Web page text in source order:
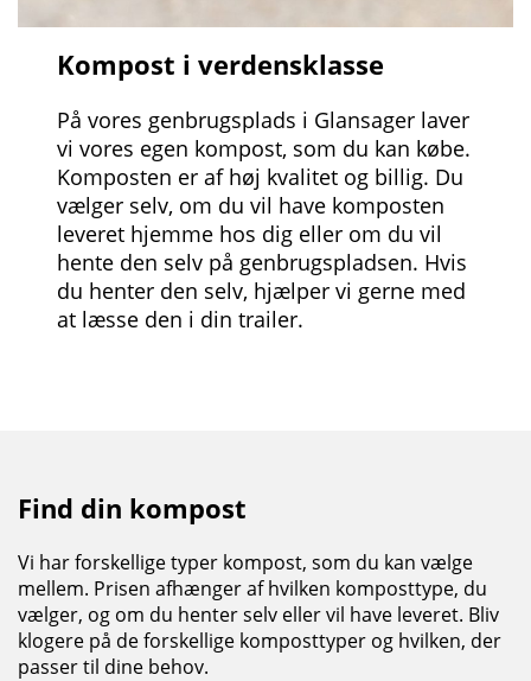
Kompost i verdensklasse
På vores genbrugsplads i Glansager laver
vi vores egen kompost, som du kan købe.
Komposten er af høj kvalitet og billig. Du
vælger selv, om du vil have komposten
leveret hjemme hos dig eller om du vil
hente den selv på genbrugspladsen. Hvis
du henter den selv, hjælper vi gerne med
at læsse den i din trailer.
Find din kompost
Vi har forskellige typer kompost, som du kan vælge
mellem. Prisen afhænger af hvilken komposttype, du
vælger, og om du henter selv eller vil have leveret. Bliv
klogere på de forskellige komposttyper og hvilken, der
passer til dine behov.